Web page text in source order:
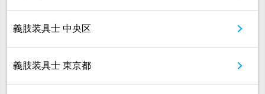
義肢装具士 中央区
義肢装具士 東京都